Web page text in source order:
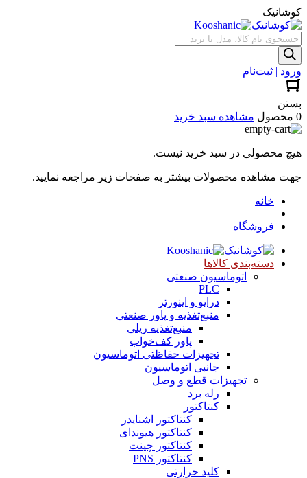
کوشانیک
جستجوی
محصولات
ورود | ثبت‌نام
بستن
0 محصول
مشاهده سبد خرید
هیچ محصولی در سبد خرید نیست.
جهت مشاهده محصولات بیشتر به صفحات زیر مراجعه نمایید.
خانه
فروشگاه
دسته‌بندی کالاها
اتوماسیون صنعتی
PLC
درایو و اینورتر
منبع‌تغذیه و پاور صنعتی
منبع‌تغذیه ریلی
پاور کف‌خواب
تجهیزات حفاظتی اتوماسیون
جانبی اتوماسیون
تجهیزات قطع و وصل
رله برد
کنتاکتور
کنتاکتور اشنایدر
کنتاکتور هیوندای
کنتاکتور چینت
کنتاکتور PNS
کلید حرارتی